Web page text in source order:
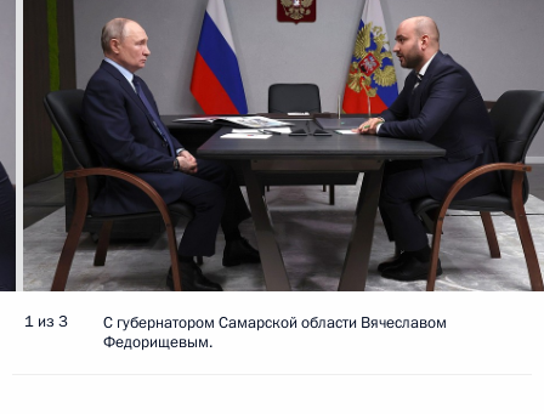
1 из 3
С губернатором Самарской области Вячеславом
Федорищевым.